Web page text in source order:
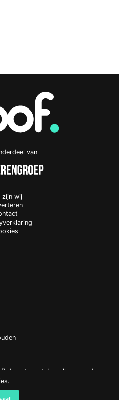
van
zijn wij
Je ontvangt dan elke maand
nieuws.
.